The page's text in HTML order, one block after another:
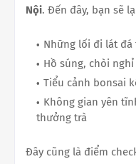
Nội. Đến đây, bạn sẽ
Những lối đi lát đá
Hồ súng, chòi
Tiểu cảnh bonsai
Không gian yên
thưởng trà
Đây cũng là điểm